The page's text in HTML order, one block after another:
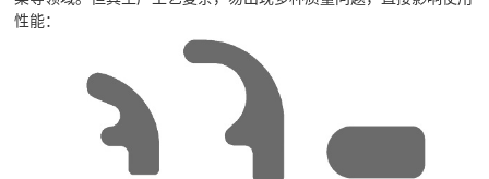
性能：